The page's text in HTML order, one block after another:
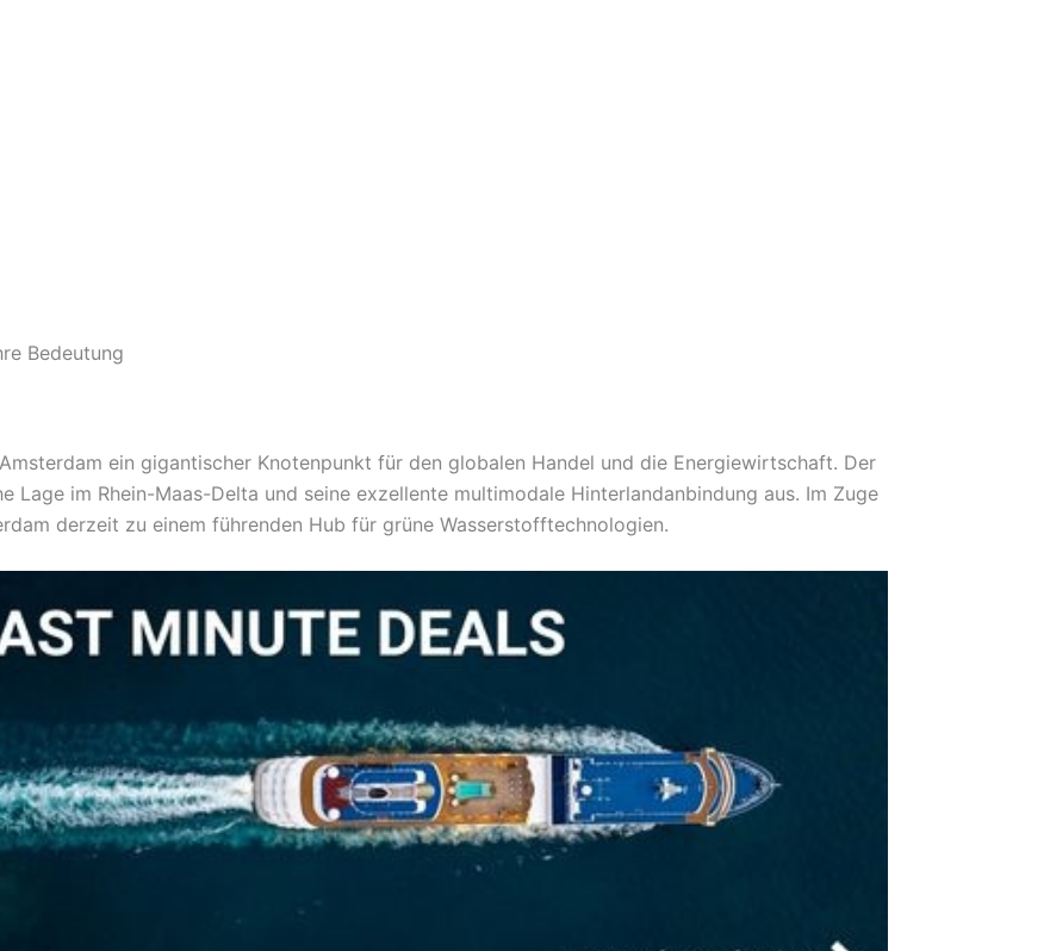
Bedeutung
ein gigantischer Knotenpunkt für den globalen Handel und die Energiewirtschaft. Der
Lage im Rhein-Maas-Delta und seine exzellente multimodale Hinterlandanbindung aus. Im Zuge
derzeit zu einem führenden Hub für grüne Wasserstofftechnologien.